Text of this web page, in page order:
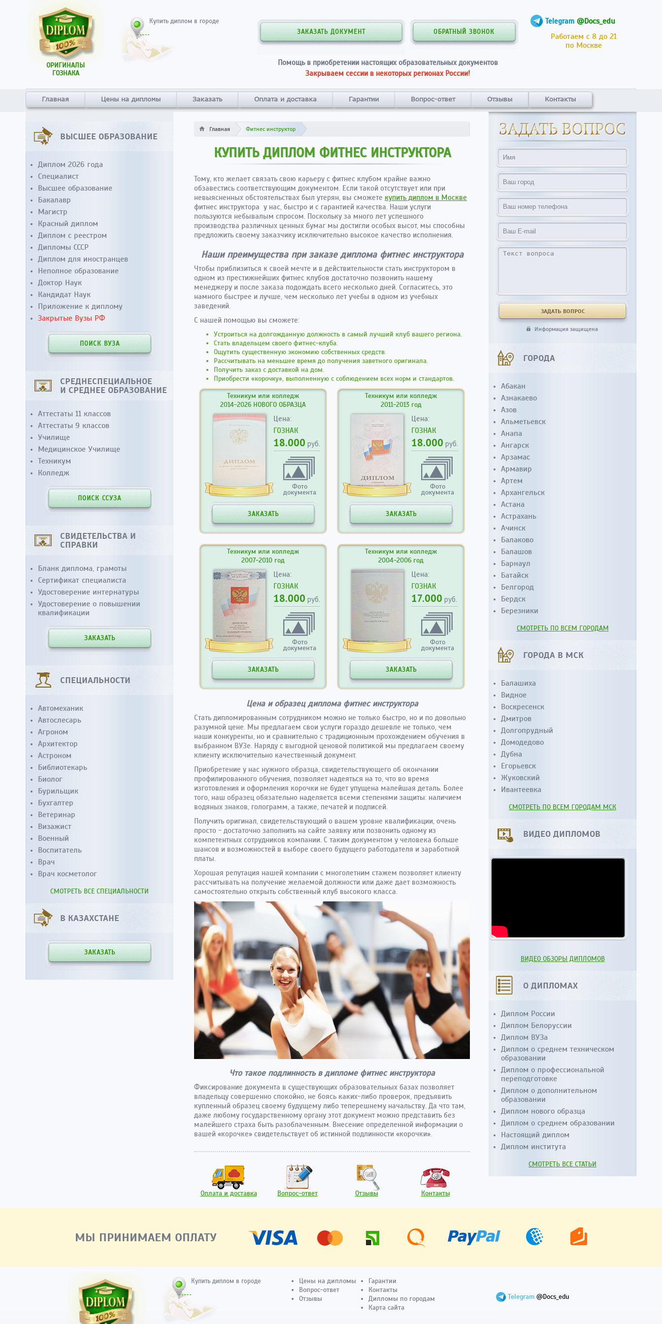
ОРИГИНАЛЫ
ГОЗНАКА
Купить диплом в городе Telegram @Docs_edu
Работаем с 8 до 21
по Москве
ЗАКАЗАТЬ ДОКУМЕНТ ОБРАТНЫЙ ЗВОНОК
Помощь в приобретении настоящих образовательных документов
Закрываем сессии в некоторых регионах России!
Главная Цены на дипломы Заказать Оплата и доставка Гарантии Вопрос-ответ Отзывы Контакты
Главная Фитнес инструктор
КУПИТЬ ДИПЛОМ ФИТНЕС ИНСТРУКТОРА
Тому, кто желает связать свою карьеру с фитнес клубом крайне важно
обзавестись соответствующим документом. Если такой отсутствует или при
невыясненных обстоятельствах был утерян, вы сможете купить диплом в Москве
фитнес инструктора у нас, быстро и с гарантией качества. Наши услуги
пользуются небывалым спросом. Поскольку за много лет успешного
производства различных ценных бумаг мы достигли особых высот, мы способны
предложить своему заказчику исключительно высокое качество исполнения.
Наши преимущества при заказе диплома фитнес инструктора
Чтобы приблизиться к своей мечте и в действительности стать инструктором в
одном из престижнейших фитнес клубов достаточно позвонить нашему
менеджеру и после заказа подождать всего несколько дней. Согласитесь, это
намного быстрее и лучше, чем несколько лет учебы в одном из учебных
заведений.
С нашей помощью вы сможете:
Устроиться на долгожданную должность в самый лучший клуб вашего региона.
Стать владельцем своего фитнес-клуба.
Ощутить существенную экономию собственных средств.
Рассчитывать на меньшее время до получения заветного оригинала.
Получить заказ с доставкой на дом.
Приобрести «корочку», выполненную с соблюдением всех норм и стандартов.
Техникум или колледж
2014-2026 НОВОГО ОБРАЗЦА
Цена:
ГОЗНАК
18.000 руб.
Фото
документа
ЗАКАЗАТЬ
Техникум или колледж
2011-2013 год
Цена:
ГОЗНАК
18.000 руб.
Фото
документа
ЗАКАЗАТЬ
Техникум или колледж
2007-2010 год
Цена:
ГОЗНАК
18.000 руб.
Фото
документа
ЗАКАЗАТЬ
Техникум или колледж
2004-2006 год
Цена:
ГОЗНАК
17.000 руб.
Фото
документа
ЗАКАЗАТЬ
Цена и образец диплома фитнес инструктора
Стать дипломированным сотрудником можно не только быстро, но и по довольно
разумной цене. Мы предлагаем свои услуги гораздо дешевле не только, чем
наши конкуренты, но и сравнительно с традиционным прохождением обучения в
выбранном ВУЗе. Наряду с выгодной ценовой политикой мы предлагаем своему
клиенту исключительно качественный документ.
Приобретение у нас нужного образца, свидетельствующего об окончании
профилированного обучения, позволяет надеяться на то, что во время
изготовления и оформления корочки не будет упущена малейшая деталь. Более
того, наш образец обязательно наделяется всеми степенями защиты: наличием
водяных знаков, голограмм, а также, печатей и подписей.
Получить оригинал, свидетельствующий о вашем уровне квалификации, очень
просто - достаточно заполнить на сайте заявку или позвонить одному из
компетентных сотрудников компании. С таким документом у человека больше
шансов и возможностей в выборе своего будущего работодателя и заработной
платы.
Хорошая репутация нашей компании с многолетним стажем позволяет клиенту
рассчитывать на получение желаемой должности или даже дает возможность
самостоятельно открыть собственный клуб высокого класса.
Что такое подлинность в дипломе фитнес инструктора
Фиксирование документа в существующих образовательных базах позволяет
владельцу совершенно спокойно, не боясь каких-либо проверок, предъявить
купленный образец своему будущему либо теперешнему начальству. Да что там,
даже любому государственному органу этот документ можно представить без
малейшего страха быть разоблаченным. Внесение определенной информации о
вашей «корочке» свидетельствует об истинной подлинности «корочки».
Оплата и доставка Вопрос-ответ Отзывы Контакты
ВЫСШЕЕ ОБРАЗОВАНИЕ
Диплом 2026 года
Специалист
Высшее образование
Бакалавр
Магистр
Красный диплом
Диплом с реестром
Дипломы СССР
Диплом для иностранцев
Неполное образование
Доктор Наук
Кандидат Наук
Приложение к диплому
Закрытые Вузы РФ
ПОИСК ВУЗА
СРЕДНЕСПЕЦИАЛЬНОЕ
И СРЕДНЕЕ ОБРАЗОВАНИЕ
Аттестаты 11 классов
Аттестаты 9 классов
Училище
Медицинское Училище
Техникум
Колледж
ПОИСК ССУЗА
СВИДЕТЕЛЬСТВА И
СПРАВКИ
Бланк диплома, грамоты
Сертификат специалиста
Удостоверение интернатуры
Удостоверение о повышении
квалификации
ЗАКАЗАТЬ
СПЕЦИАЛЬНОСТИ
Автомеханик
Автослесарь
Агроном
Архитектор
Астроном
Библиотекарь
Биолог
Бурильщик
Бухгалтер
Ветеринар
Визажист
Военный
Воспитатель
Врач
Врач косметолог
СМОТРЕТЬ ВСЕ СПЕЦИАЛЬНОСТИ
В КАЗАХСТАНЕ
ЗАКАЗАТЬ
Информация защищена
ГОРОДА
Абакан
Азнакаево
Азов
Альметьевск
Анапа
Ангарск
Арзамас
Армавир
Артем
Архангельск
Астана
Астрахань
Ачинск
Балаково
Балашов
Барнаул
Батайск
Белгород
Бердск
Березники
СМОТРЕТЬ ПО ВСЕМ ГОРОДАМ
ГОРОДА В МСК
Балашиха
Видное
Воскресенск
Дмитров
Долгопрудный
Домодедово
Дубна
Егорьевск
Жуковский
Ивантеевка
СМОТРЕТЬ ПО ВСЕМ ГОРОДАМ МСК
ВИДЕО ДИПЛОМОВ
ВИДЕО ОБЗОРЫ ДИПЛОМОВ
О ДИПЛОМАХ
Диплом России
Диплом Белоруссии
Диплом ВУЗа
Диплом о среднем техническом
образовании
Диплом о профессиональной
переподготовке
Диплом о дополнительном
образовании
Диплом нового образца
Диплом о среднем образовании
Настоящий диплом
Диплом института
СМОТРЕТЬ ВСЕ СТАТЬИ
МЫ ПРИНИМАЕМ ОПЛАТУ
Купить диплом в городе
Цены на дипломы
Вопрос-ответ
Отзывы
Гарантии
Контакты
Дипломы по городам
Карта сайта
Telegram @Docs_edu